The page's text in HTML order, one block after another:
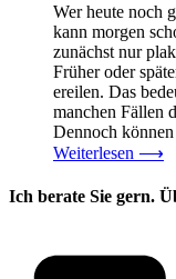
Wer heute noch
kann morgen
zunächst nur
Früher oder
ereilen. Das
manchen Fällen
Dennoch
Weiterlesen ⟶
Ich berate Sie gern.